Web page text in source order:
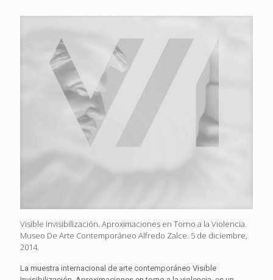
Visible Invisibilización. Aproximaciones en Torno a la Violencia.
Museo De Arte Contemporáneo Alfredo Zalce. 5 de diciembre,
2014.
La muestra internacional de arte contemporáneo Visible